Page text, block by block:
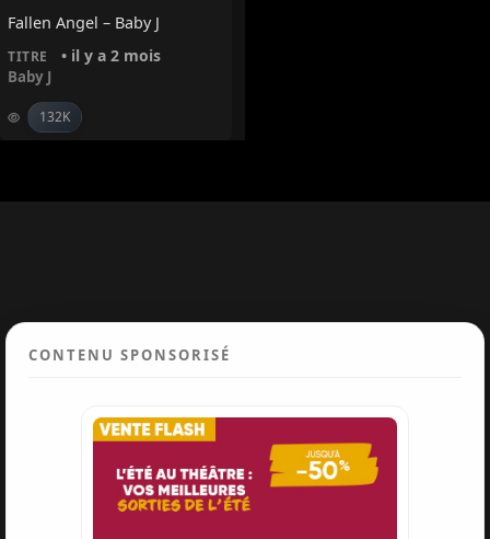
Fallen Angel – Baby J
TITRE • il y a 2 mois
Baby J
132K
CONTENU SPONSORISÉ